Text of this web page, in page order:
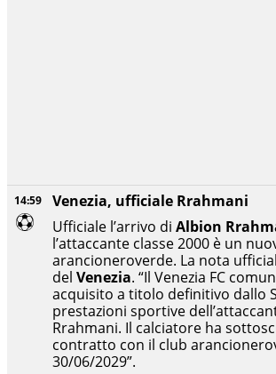
14:59
Venezia, ufficiale Rrahmani
Ufficiale l’arrivo di Albion
l’attaccante classe 2000 è un
arancioneroverde. La nota
del Venezia. “Il Venezia FC
acquisito a titolo definitivo dallo
prestazioni sportive
Rrahmani. Il calciatore ha
contratto con il club
30/06/2029”.